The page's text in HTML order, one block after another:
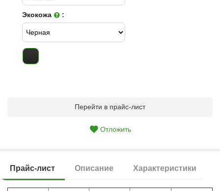
Экокожа :
Перейти в прайс-лист
Отложить
Прайс-лист Описание Характеристики